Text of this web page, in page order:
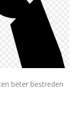
beter bestreden